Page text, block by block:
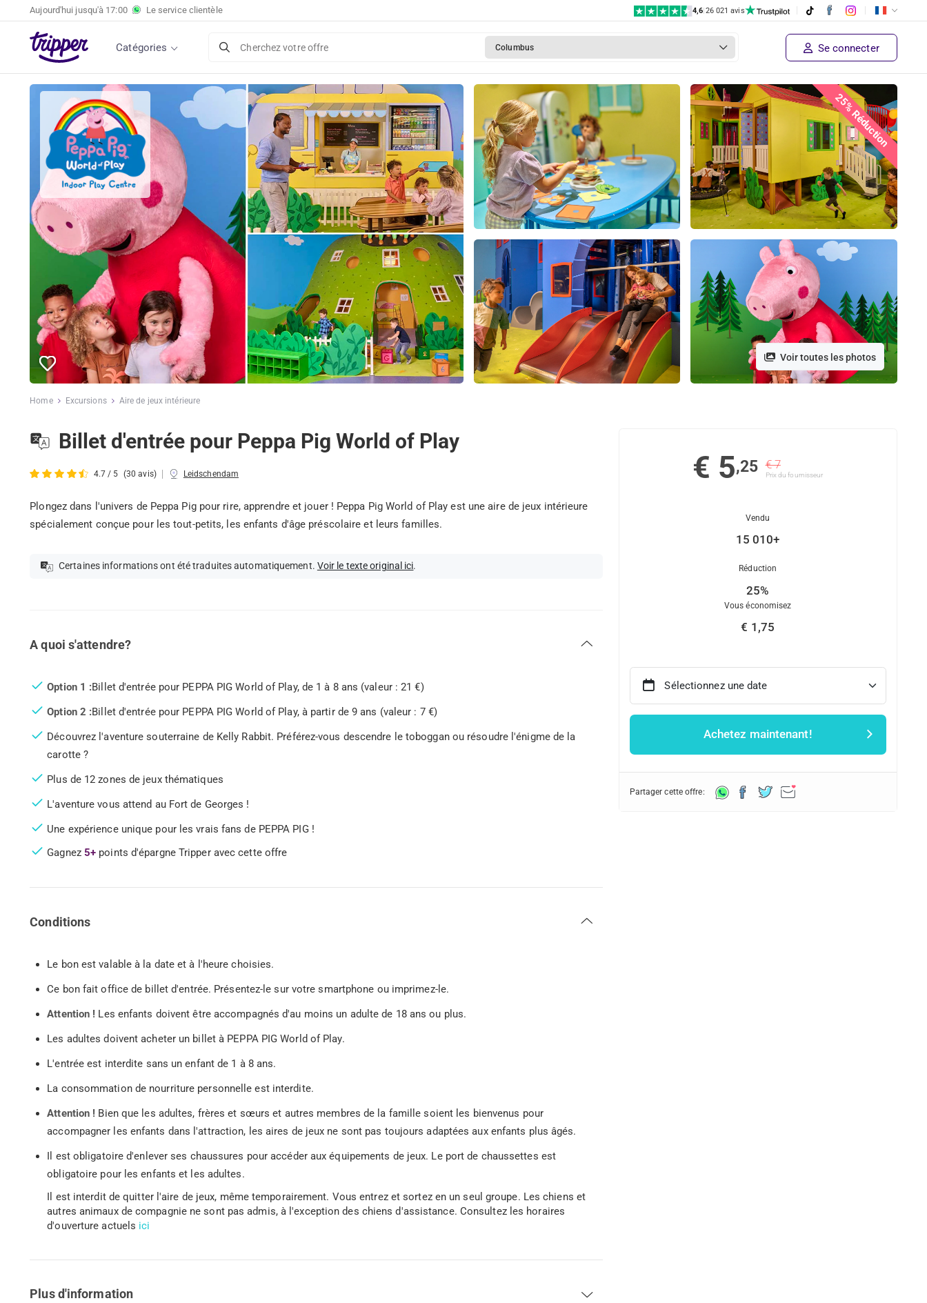
Aujourd'hui jusqu'à 17:00 Le service clientèle 4,6|26 021 avis
Catégories Cherchez votre offre Columbus Se connecter
25% Réduction
Voir toutes les photos
Home Excursions Aire de jeux intérieure
Billet d'entrée pour Peppa Pig World of Play
4.7 / 5 (30 avis) | Leidschendam
Plongez dans l'univers de Peppa Pig pour rire, apprendre et jouer ! Peppa Pig World of Play est une aire de jeux intérieure
spécialement conçue pour les tout-petits, les enfants d'âge préscolaire et leurs familles.
Certaines informations ont été traduites automatiquement. Voir le texte original ici.
A quoi s'attendre?
Option 1 :Billet d'entrée pour PEPPA PIG World of Play, de 1 à 8 ans (valeur : 21 €)
Option 2 :Billet d'entrée pour PEPPA PIG World of Play, à partir de 9 ans (valeur : 7 €)
Découvrez l'aventure souterraine de Kelly Rabbit. Préférez-vous descendre le toboggan ou résoudre l'énigme de la
carotte ?
Plus de 12 zones de jeux thématiques
L'aventure vous attend au Fort de Georges !
Une expérience unique pour les vrais fans de PEPPA PIG !
Gagnez 5+ points d'épargne Tripper avec cette offre
Conditions
Le bon est valable à la date et à l'heure choisies.
Ce bon fait office de billet d'entrée. Présentez-le sur votre smartphone ou imprimez-le.
Attention ! Les enfants doivent être accompagnés d'au moins un adulte de 18 ans ou plus.
Les adultes doivent acheter un billet à PEPPA PIG World of Play.
L'entrée est interdite sans un enfant de 1 à 8 ans.
La consommation de nourriture personnelle est interdite.
Attention ! Bien que les adultes, frères et sœurs et autres membres de la famille soient les bienvenus pour
accompagner les enfants dans l'attraction, les aires de jeux ne sont pas toujours adaptées aux enfants plus âgés.
Il est obligatoire d'enlever ses chaussures pour accéder aux équipements de jeux. Le port de chaussettes est
obligatoire pour les enfants et les adultes.
Il est interdit de quitter l'aire de jeux, même temporairement. Vous entrez et sortez en un seul groupe. Les chiens et
autres animaux de compagnie ne sont pas admis, à l'exception des chiens d'assistance. Consultez les horaires
d'ouverture actuels ici
Plus d'information
€ 5,25 € 7
Prix ​​du fournisseur
Vendu
15 010+
Réduction
25%
Vous économisez
€ 1,75
Sélectionnez une date
Achetez maintenant!
Partager cette offre: